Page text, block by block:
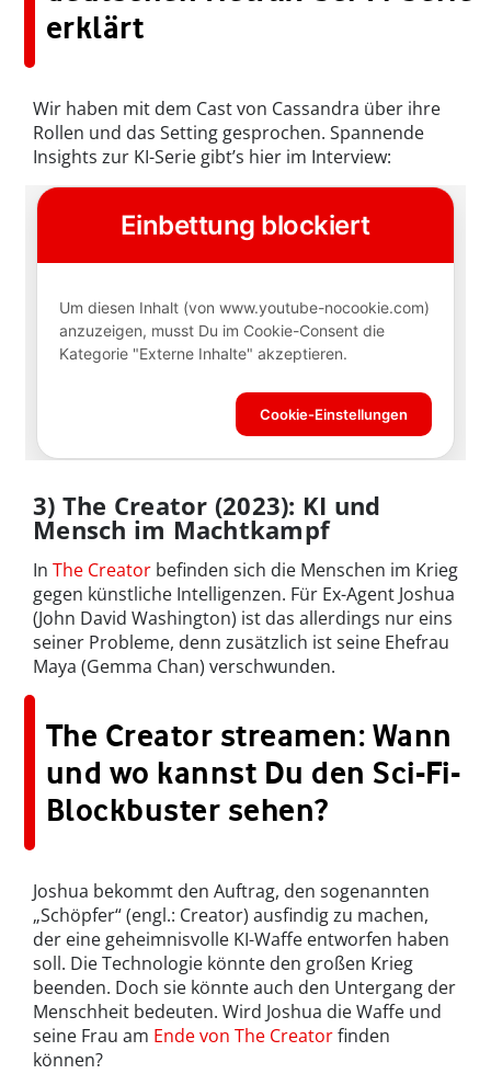
erklärt
Wir haben mit dem Cast von Cassandra über ihre
Rollen und das Setting gesprochen. Spannende
Insights zur KI-Serie gibt’s hier im Interview:
3) The Creator (2023): KI und
Mensch im Machtkampf
In The Creator befinden sich die Menschen im Krieg
gegen künstliche Intelligenzen. Für Ex-Agent Joshua
(John David Washington) ist das allerdings nur eins
seiner Probleme, denn zusätzlich ist seine Ehefrau
Maya (Gemma Chan) verschwunden.
The Creator streamen: Wann
und wo kannst Du den Sci-Fi-
Blockbuster sehen?
Joshua bekommt den Auftrag, den sogenannten
„Schöpfer“ (engl.: Creator) ausfindig zu machen,
der eine geheimnisvolle KI-Waffe entworfen haben
soll. Die Technologie könnte den großen Krieg
beenden. Doch sie könnte auch den Untergang der
Menschheit bedeuten. Wird Joshua die Waffe und
seine Frau am Ende von The Creatorfinden
können?